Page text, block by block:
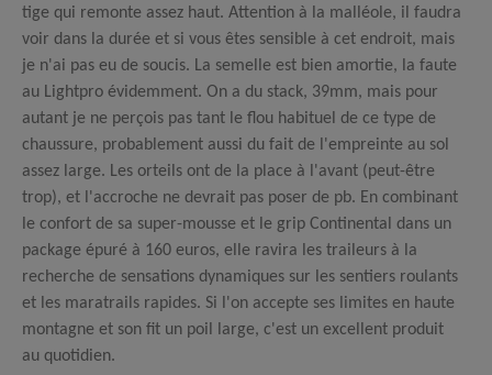
tige qui remonte assez haut. Attention à la malléole, il faudra
voir dans la durée et si vous êtes sensible à cet endroit, mais
je n'ai pas eu de soucis. La semelle est bien amortie, la faute
au Lightpro évidemment. On a du stack, 39mm, mais pour
autant je ne perçois pas tant le flou habituel de ce type de
chaussure, probablement aussi du fait de l'empreinte au sol
assez large. Les orteils ont de la place à l'avant (peut-être
trop), et l'accroche ne devrait pas poser de pb. En combinant
le confort de sa super-mousse et le grip Continental dans un
package épuré à 160 euros, elle ravira les traileurs à la
recherche de sensations dynamiques sur les sentiers roulants
et les maratrails rapides. Si l'on accepte ses limites en haute
montagne et son fit un poil large, c'est un excellent produit
au quotidien.